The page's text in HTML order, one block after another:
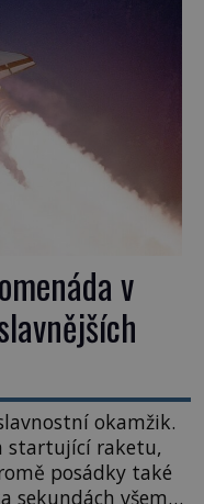
v
okamžik.
startující raketu,
posádky také
sekundách všem